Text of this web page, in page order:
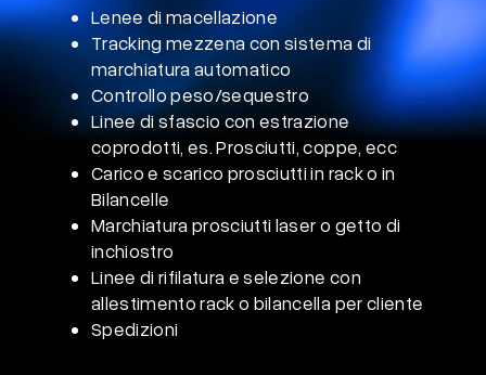
Lenee di macellazione
Tracking mezzena con sistema di
marchiatura automatico
Controllo peso/sequestro
Linee di sfascio con estrazione
coprodotti, es. Prosciutti, coppe, ecc
Carico e scarico prosciutti in rack o in
Bilancelle
Marchiatura prosciutti laser o getto di
inchiostro
Linee di rifilatura e selezione con
allestimento rack o bilancella percliente
Spedizioni